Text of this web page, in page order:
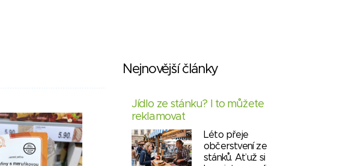
Nejnovější články
Jídlo ze stánku? I to můžete
reklamovat
Léto přeje
občerstvení ze
stánků. Ať už si